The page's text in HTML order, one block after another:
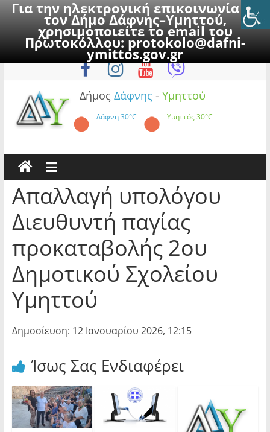
Για την ηλεκτρονική επικοινωνία με
τον Δήμο Δάφνης–Υμηττού,
χρησιμοποιείτε το email του
Πρωτοκόλλου:protokolo@dafni-
ymittos.gov.gr
to
Κυριακή, 9 Αυγούστου 2026
Δήμος Δάφνης - Υμηττού
Δάφνη30°C Υμηττός30°C
Απαλλαγή υπολόγου
Διευθυντή παγίας
προκαταβολής 2ου
Δημοτικού Σχολείου
Υμηττού
Δημοσίευση: 12 Ιανουαρίου 2026, 12:15
Ίσως Σας Ενδιαφέρει